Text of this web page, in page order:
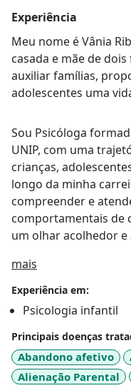
Experiência
Meu nome é Vânia
casada e mãe de
auxiliar famílias,
adolescentes uma
Sou Psicóloga
UNIP, com uma
crianças,
longo da minha
compreender e
comportamentais de
um olhar acolhedor e
mais
Experiência em:
Psicologia infantil
Principais doenças
Abandono afetivo
Alienação Parental